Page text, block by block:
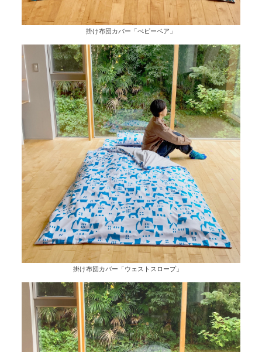
掛け布団カバー「ぺピーベア」
掛け布団カバー「ウェストスロープ」